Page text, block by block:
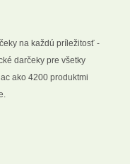
na každú príležitosť -
darčeky pre všetky
ako 4200 produktmi